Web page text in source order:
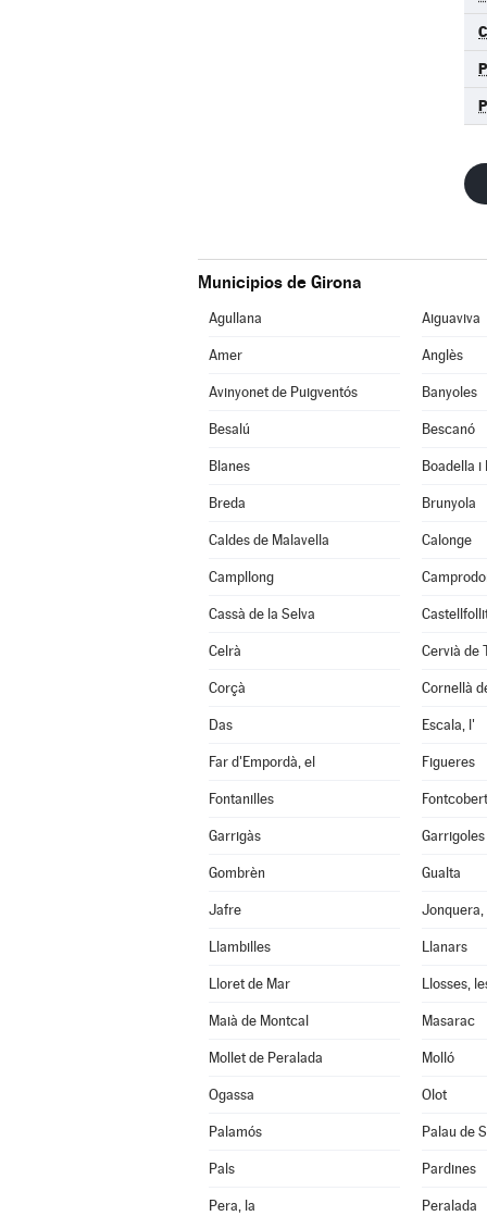
Municipios de Girona
Agullana Aiguaviva
Amer Anglès
Avinyonet de Puigventós Banyoles
Besalú Bescanó
Blanes Boadella i
Breda Brunyola
Caldes de Malavella Calonge
Campllong
Cassà de la Selva
Celrà Cervià de
Corçà Cornellà
Das Escala, l'
Far d'Empordà, el Figueres
Fontanilles
Garrigàs Garrigoles
Gombrèn Gualta
Jafre Jonquera,
Llambilles Llanars
Lloret de Mar Llosses,
Maià de Montcal Masarac
Mollet de Peralada Molló
Ogassa Olot
Palamós Palau de
Pals Pardines
Pera, la Peralada